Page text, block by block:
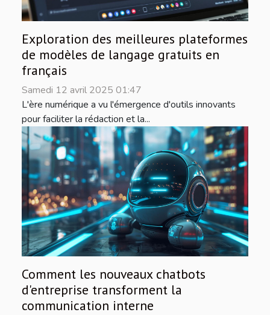
Exploration des meilleures plateformes
de modèles de langage gratuits en
français
Samedi 12 avril 2025 01:47
L'ère numérique a vu l'émergence d'outils innovants
pour faciliter la rédaction et la...
Comment les nouveaux chatbots
d'entreprise transforment la
communication interne